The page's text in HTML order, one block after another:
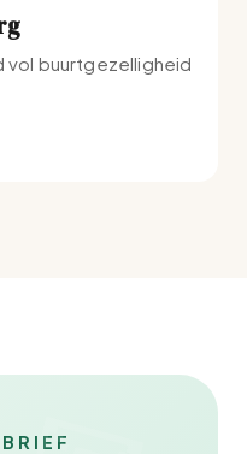
vol buurtgezelligheid